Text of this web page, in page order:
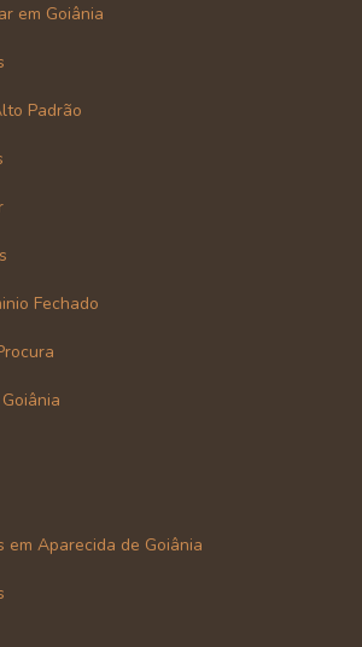
em Goiânia
Padrão
Fechado
em Aparecida de Goiânia